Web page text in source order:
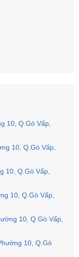
10, Q.Gò Vấp,
10, Q.Gò Vấp,
10, Q.Gò Vấp,
10, Q.Gò Vấp,
10, Q.Gò Vấp,
10, Q.Gò